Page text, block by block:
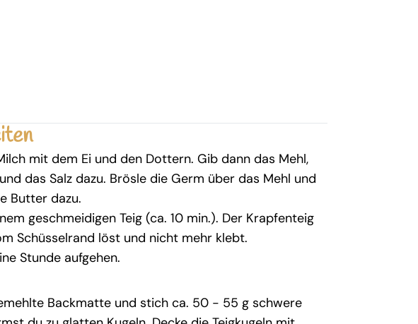
mit dem Ei und den Dottern. Gib dann das Mehl,
das Salz dazu. Brösle die Germ über das Mehl und
Butter dazu.
geschmeidigen Teig (ca. 10 min.). Der Krapfenteig
Schüsselrand löst und nicht mehr klebt.
Stunde aufgehen.
Backmatte und stich ca. 50 - 55 g schwere